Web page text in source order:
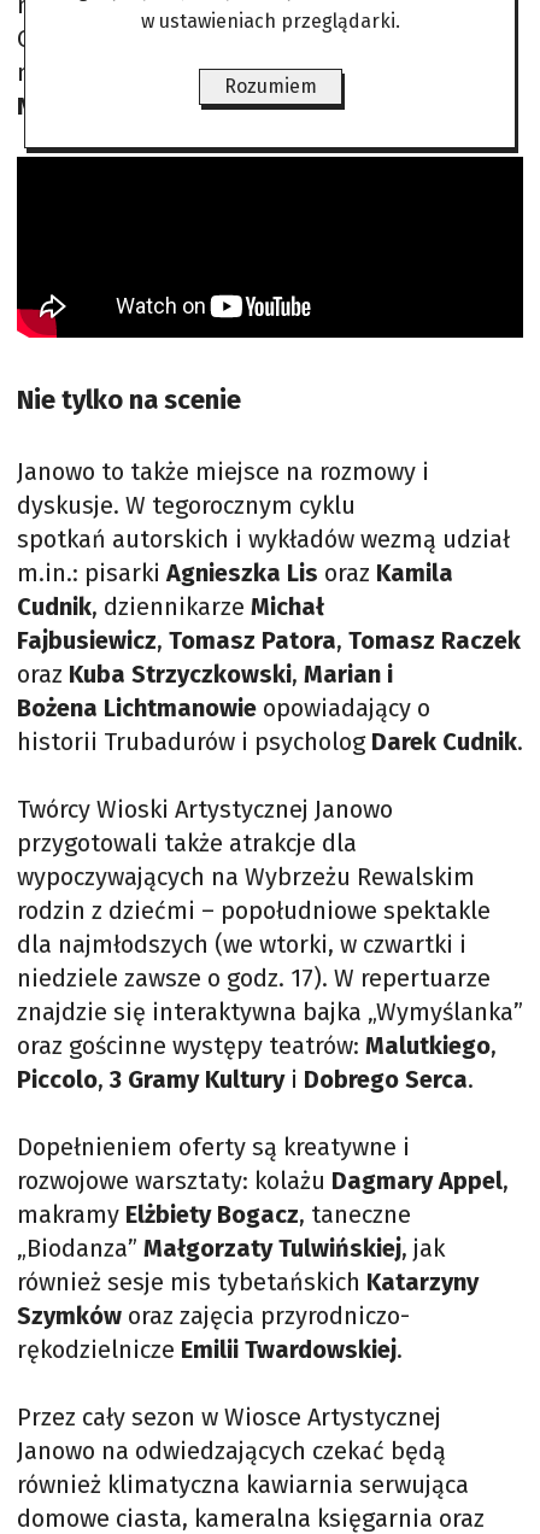
O! Impro na Letniej Scenie w Janowie będzie
można zobaczyć aktorówSceny IMPRO Teatru
Nowego w ŁodziorazTeatru Komedii Impro
Nie tylko na scenie
Janowo to także miejsce na rozmowy i
dyskusje. W tegorocznym cyklu
spotkań autorskich i wykładów wezmą udział
m.in.: pisarkiAgnieszka Lis oraz Kamila
Cudnik, dziennikarze Michał
Fajbusiewicz, Tomasz Patora, Tomasz Raczek
oraz Kuba Strzyczkowski, Marian i
Bożena Lichtmanowie opowiadający o
historii Trubadurów i psycholog Darek Cudnik.
Twórcy Wioski Artystycznej Janowo
przygotowali także atrakcje dla
wypoczywających na Wybrzeżu Rewalskim
rodzin z dziećmi – popołudniowe spektakle
dla najmłodszych (we wtorki, w czwartki i
niedziele zawsze o godz. 17). W repertuarze
znajdzie się interaktywna bajka „Wymyślanka”
oraz gościnne występy teatrów: Malutkiego,
Piccolo, 3 Gramy Kultury i Dobrego Serca.
Dopełnieniem oferty są kreatywne i
rozwojowe warsztaty: kolażu Dagmary Appel,
makramy Elżbiety Bogacz, taneczne
„Biodanza” Małgorzaty Tulwińskiej, jak
również sesje mis tybetańskich Katarzyny
Szymków oraz zajęcia przyrodniczo-
rękodzielnicze Emilii Twardowskiej.
Przez cały sezon w Wiosce Artystycznej
Janowo na odwiedzających czekać będą
również klimatyczna kawiarnia serwująca
domowe ciasta, kameralna księgarnia oraz
w ustawieniach przeglądarki.
Rozumiem